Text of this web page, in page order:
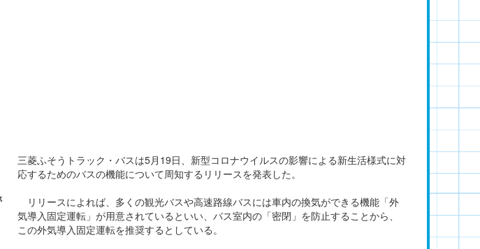
三菱ふそうトラック・バスは5月19日、新型コロナウイルスの影響による新生活様式に対
応するためのバスの機能について周知するリリースを発表した。
リリースによれば、多くの観光バスや高速路線バスには車内の換気ができる機能「外
気導入固定運転」が用意されているといい、バス室内の「密閉」を防止することから、
この外気導入固定運転を推奨するとしている。